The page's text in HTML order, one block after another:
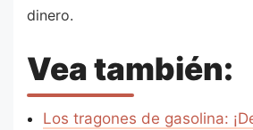
dinero.
Vea también:
Los tragones de gasolina: